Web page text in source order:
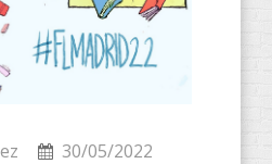
30/05/2022